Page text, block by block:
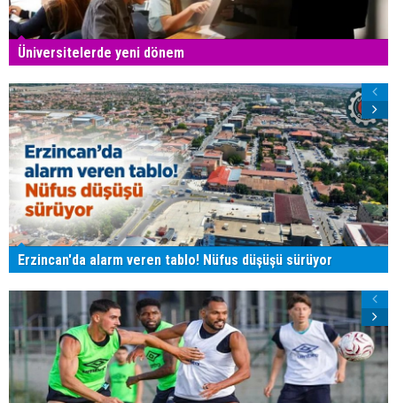
Üniversitelerde yeni dönem
Erzincan'da alarm veren tablo! Nüfus düşüşü sürüyor